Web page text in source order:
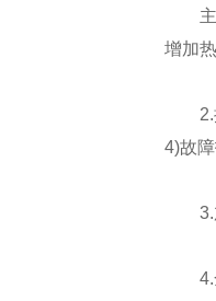
主机
增加
2.控
4)故
3.加
4.全